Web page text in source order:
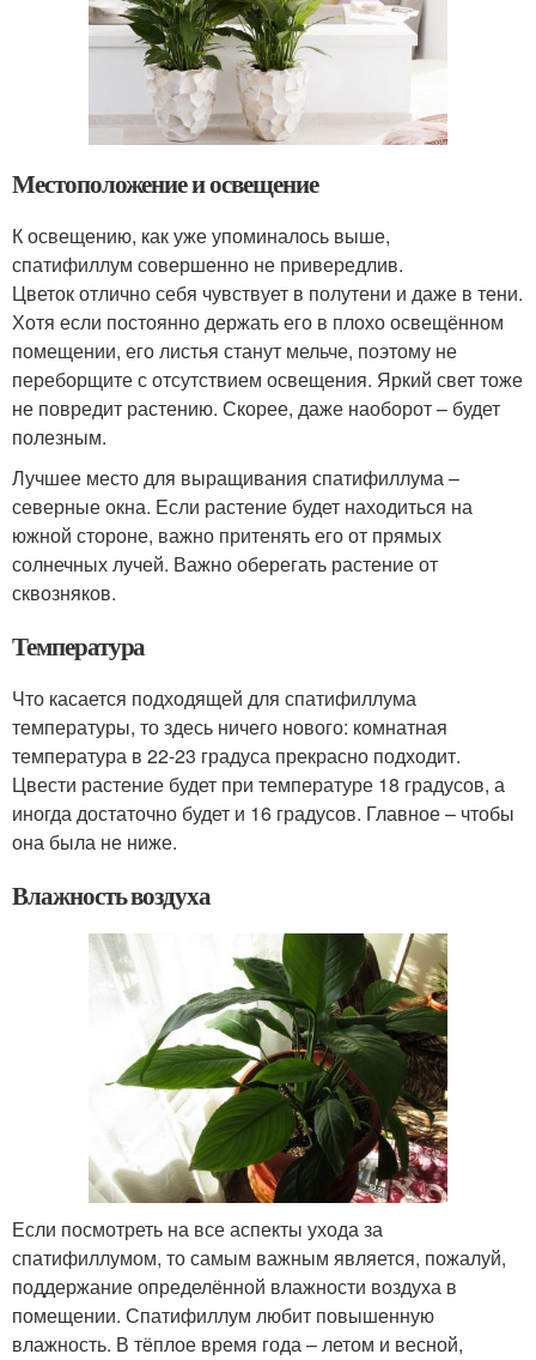
Местоположение и освещение
К освещению, как уже упоминалось выше,
спатифиллум совершенно не привередлив.
Цветок отлично себя чувствует в полутени и даже в тени.
Хотя если постоянно держать его в плохо освещённом
помещении, его листья станут мельче, поэтому не
переборщите с отсутствием освещения. Яркий свет тоже
не повредит растению. Скорее, даже наоборот – будет
полезным.
Лучшее место для выращивания спатифиллума –
северные окна. Если растение будет находиться на
южной стороне, важно притенять его от прямых
солнечных лучей. Важно оберегать растение от
сквозняков.
Температура
Что касается подходящей для спатифиллума
температуры, то здесь ничего нового: комнатная
температура в 22-23 градуса прекрасно подходит.
Цвести растение будет при температуре 18 градусов, а
иногда достаточно будет и 16 градусов. Главное – чтобы
она была не ниже.
Влажность воздуха
Если посмотреть на все аспекты ухода за
спатифиллумом, то самым важным является, пожалуй,
поддержание определённой влажности воздуха в
помещении. Спатифиллум любит повышенную
влажность. В тёплое время года – летом и весной,